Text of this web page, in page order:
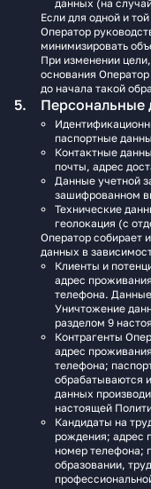
данных (на
Если для одной и
Оператор
минимизировать
При изменении
основания
до начала такой
Персональные
паспортные
Контактные
почты, адрес
Данные учетной
зашифрованном
Технические
геолокация (с
Оператор собирает
данных в
Клиенты и
адрес
телефона.
Уничтожение
разделом 9
Контрагенты
адрес
телефона;
обрабатываются
данных
настоящей
Кандидаты на
рождения; адрес
номер телефона;
образовании,